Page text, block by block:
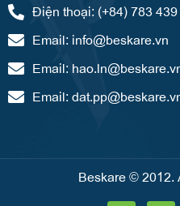
Điện thoại: (+84) 783
Email: info@beskare.vn
Email:
Email:
Beskare © 2012.